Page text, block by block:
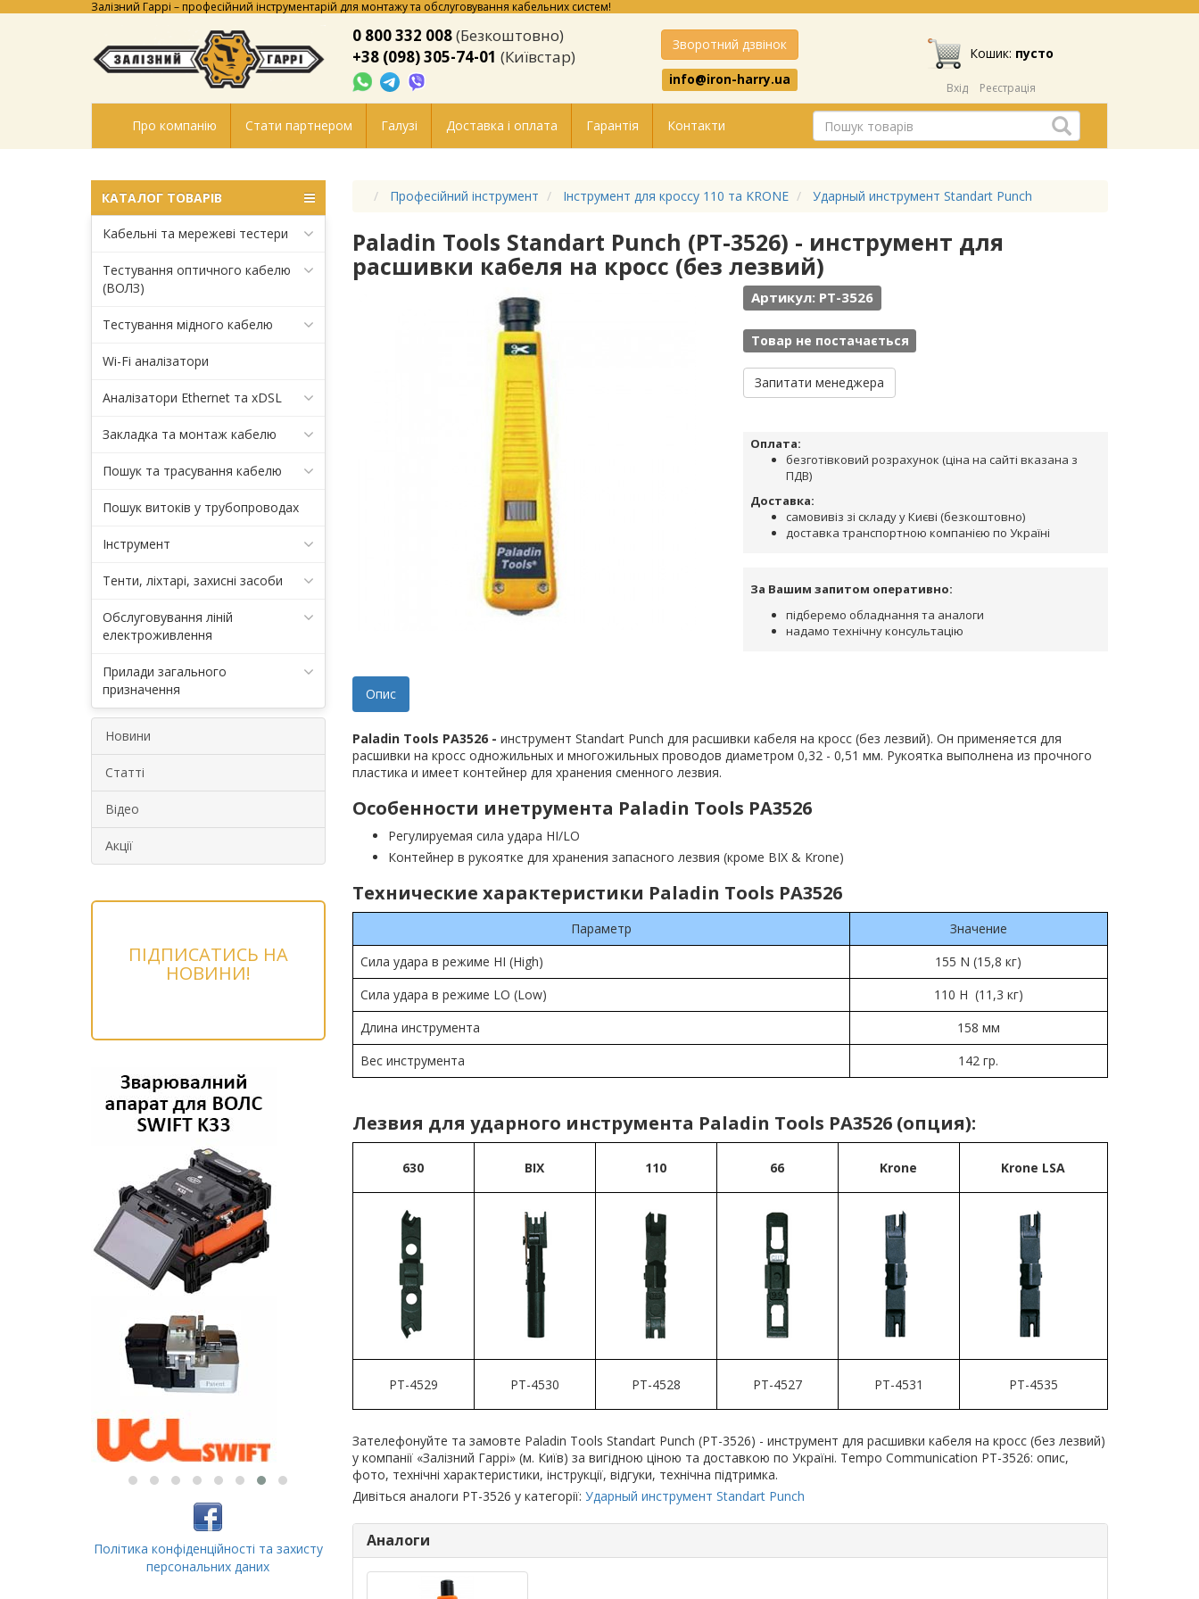
Залізний Гаррі – професійний інструментарій для монтажу та обслуговування кабельних систем!
0 800 332 008(Безкоштовно)
+38 (098) 305-74-01 (Київстар)
Зворотний дзвінок
info@iron-harry.ua
Кошик: пусто
Вхід Реєстрація
Про компанію Стати партнером Галузі Доставка і оплата Гарантія Контакти
КАТАЛОГ ТОВАРІВ
Кабельні та мережеві тестери
Тестування оптичного кабелю
(ВОЛЗ)
Тестування мідного кабелю
Wi-Fi аналізатори
Аналізатори Ethernet та xDSL
Закладка та монтаж кабелю
Пошук та трасування кабелю
Пошук витоків у трубопроводах
Інструмент
Тенти, ліхтарі, захисні засоби
Обслуговування ліній
електроживлення
Прилади загального
призначення
Новини
Статті
Відео
Акції
ПІДПИСАТИСЬ НА
НОВИНИ!
Політика конфіденційності та захисту
персональних даних
Професійний інструмент Інструмент для кроссу 110 та KRONE Ударный инструмент Standart Punch
Paladin Tools Standart Punch (PT-3526) - инструмент для
расшивки кабеля на кросс (без лезвий)
Артикул: PT-3526
Товар не постачається
Запитати менеджера
Оплата:
безготівковий розрахунок (ціна на сайті вказана з
ПДВ)
Доставка:
самовивіз зі складу у Києві (безкоштовно)
доставка транспортною компанією по Україні
За Вашим запитом оперативно:
підберемо обладнання та аналоги
надамо технічну консультацію
Опис
Paladin Tools PA3526 - инструмент Standart Punch для расшивки кабеля на кросс (без лезвий). Он применяется для
расшивки на кросс одножильных и многожильных проводов диаметром 0,32 - 0,51 мм. Рукоятка выполнена из прочного
пластика и имеет контейнер для хранения сменного лезвия.
Особенности инетрумента Paladin Tools PA3526
Регулируемая сила удара HI/LO
Контейнер в рукоятке для хранения запасного лезвия (кроме BIX & Krone)
Технические характеристики Paladin Tools PA3526
Параметр
Значение
Сила удара в режиме HI (High)
155 N (15,8 кг)
Сила удара в режиме LO (Low)
110 Н (11,3 кг)
Длина инструмента
158 мм
Вес инструмента
142 гр.
Лезвия для ударного инструмента Paladin Tools PA3526 (опция):
630 BIX 110 66 Krone Krone LSA
PT-4529 PT-4530 PT-4528 PT-4527 PT-4531 PT-4535
Зателефонуйте та замовте Paladin Tools Standart Punch (PT-3526) - инструмент для расшивки кабеля на кросс (без лезвий)
у компанії «Залізний Гаррі» (м. Київ) за вигідною ціною та доставкою по Україні. Tempo Communication PT-3526: опис,
фото, технічні характеристики, інструкції, відгуки, технічна підтримка.
Дивіться аналоги PT-3526 у категорії: Ударный инструмент Standart Punch
Аналоги